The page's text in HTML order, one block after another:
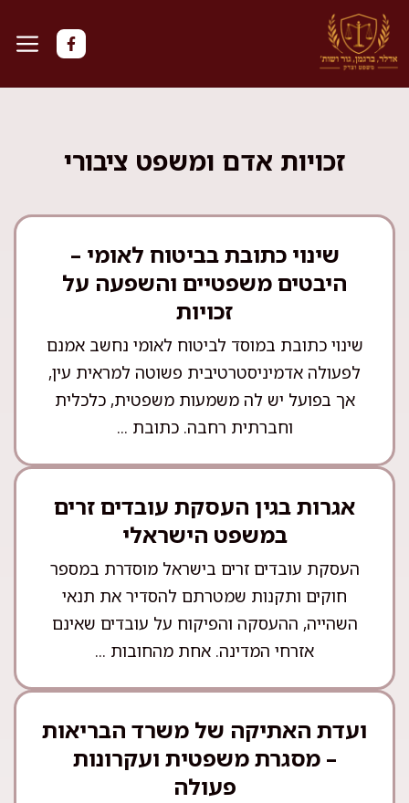
לדלג
לתוכן
זכויות אדם ומשפט ציבורי
שינוי כתובת בביטוח לאומי –
היבטים משפטיים והשפעה על
זכויות
שינוי כתובת במוסד לביטוח לאומי נחשב אמנם
לפעולה אדמיניסטרטיבית פשוטה למראית עין,
אך בפועל יש לה משמעות משפטית, כלכלית
וחברתית רחבה. כתובת ...
אגרות בגין העסקת עובדים זרים
במשפט הישראלי
העסקת עובדים זרים בישראל מוסדרת במספר
חוקים ותקנות שמטרתם להסדיר את תנאי
השהייה, ההעסקה והפיקוח על עובדים שאינם
אזרחי המדינה. אחת מהחובות ...
ועדת האתיקה של משרד הבריאות
– מסגרת משפטית ועקרונות
פעולה